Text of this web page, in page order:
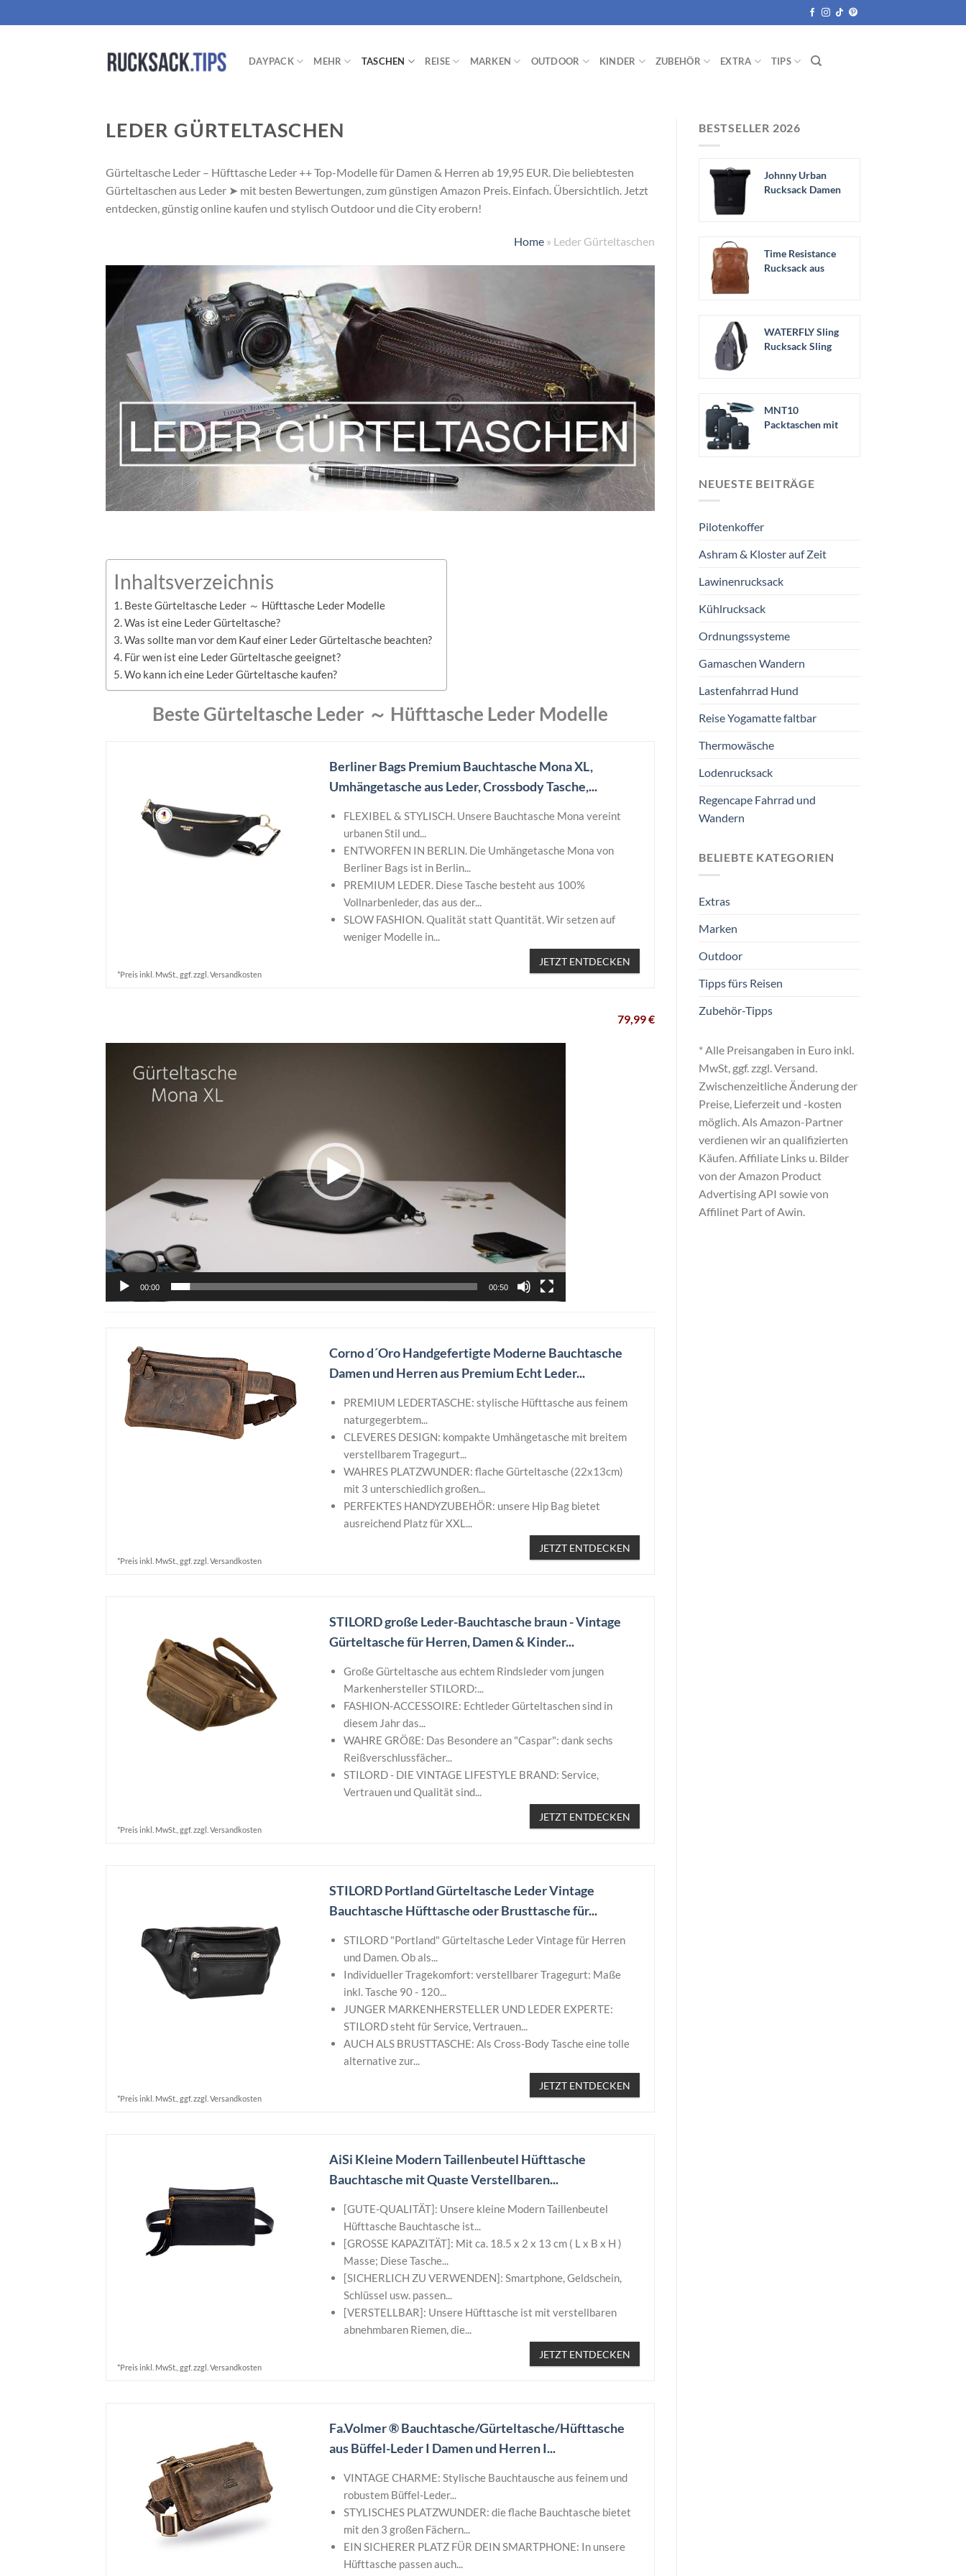
Inhalt
DAYPACK MEHR TASCHEN REISE MARKEN OUTDOOR KINDER ZUBEHÖR EXTRA TIPS
LEDER GÜRTELTASCHEN
Gürteltasche Leder – Hüfttasche Leder ++ Top-Modelle für Damen & Herren ab 19,95 EUR. Die beliebtesten
Gürteltaschen aus Leder ➤ mit besten Bewertungen, zum günstigen Amazon Preis. Einfach. Übersichtlich. Jetzt
entdecken, günstig online kaufen und stylisch Outdoor und die City erobern!
Home » Leder Gürteltaschen
Inhaltsverzeichnis
Beste Gürteltasche Leder ～ Hüfttasche Leder Modelle
Was ist eine Leder Gürteltasche?
Was sollte man vor dem Kauf einer Leder Gürteltasche beachten?
Für wen ist eine Leder Gürteltasche geeignet?
Wo kann ich eine Leder Gürteltasche kaufen?
Beste Gürteltasche Leder ～ Hüfttasche Leder Modelle
Berliner Bags Premium Bauchtasche Mona XL,
Umhängetasche aus Leder, Crossbody Tasche,...
FLEXIBEL & STYLISCH. Unsere Bauchtasche Mona vereint
urbanen Stil und...
ENTWORFEN IN BERLIN. Die Umhängetasche Mona von
Berliner Bags ist in Berlin...
PREMIUM LEDER. Diese Tasche besteht aus 100%
Vollnarbenleder, das aus der...
SLOW FASHION. Qualität statt Quantität. Wir setzen auf
weniger Modelle in...
JETZT ENTDECKEN
*Preis inkl. MwSt., ggf. zzgl. Versandkosten
79,99 €
Player
00:00 00:50
Corno d´Oro Handgefertigte Moderne Bauchtasche
Damen und Herren aus Premium Echt Leder...
PREMIUM LEDERTASCHE: stylische Hüfttasche aus feinem
naturgegerbtem...
CLEVERES DESIGN: kompakte Umhängetasche mit breitem
verstellbarem Tragegurt...
WAHRES PLATZWUNDER: flache Gürteltasche (22x13cm)
mit 3 unterschiedlich großen...
PERFEKTES HANDYZUBEHÖR: unsere Hip Bag bietet
ausreichend Platz für XXL...
JETZT ENTDECKEN
*Preis inkl. MwSt., ggf. zzgl. Versandkosten
STILORD große Leder-Bauchtasche braun - Vintage
Gürteltasche für Herren, Damen & Kinder...
Große Gürteltasche aus echtem Rindsleder vom jungen
Markenhersteller STILORD:...
FASHION-ACCESSOIRE: Echtleder Gürteltaschen sind in
diesem Jahr das...
WAHRE GRÖßE: Das Besondere an "Caspar": dank sechs
Reißverschlussfächer...
STILORD - DIE VINTAGE LIFESTYLE BRAND: Service,
Vertrauen und Qualität sind...
JETZT ENTDECKEN
*Preis inkl. MwSt., ggf. zzgl. Versandkosten
STILORD Portland Gürteltasche Leder Vintage
Bauchtasche Hüfttasche oder Brusttasche für...
STILORD "Portland" Gürteltasche Leder Vintage für Herren
und Damen. Ob als...
Individueller Tragekomfort: verstellbarer Tragegurt: Maße
inkl. Tasche 90 - 120...
JUNGER MARKENHERSTELLER UND LEDER EXPERTE:
STILORD steht für Service, Vertrauen...
AUCH ALS BRUSTTASCHE: Als Cross-Body Tasche eine tolle
alternative zur...
JETZT ENTDECKEN
*Preis inkl. MwSt., ggf. zzgl. Versandkosten
AiSi Kleine Modern Taillenbeutel Hüfttasche
Bauchtasche mit Quaste Verstellbaren...
[GUTE-QUALITÄT]: Unsere kleine Modern Taillenbeutel
Hüfttasche Bauchtasche ist...
[GROSSE KAPAZITÄT]: Mit ca. 18.5 x 2 x 13 cm ( L x B x H )
Masse; Diese Tasche...
[SICHERLICH ZU VERWENDEN]: Smartphone, Geldschein,
Schlüssel usw. passen...
[VERSTELLBAR]: Unsere Hüfttasche ist mit verstellbaren
abnehmbaren Riemen, die...
JETZT ENTDECKEN
*Preis inkl. MwSt., ggf. zzgl. Versandkosten
Fa.Volmer ® Bauchtasche/Gürteltasche/Hüfttasche
aus Büffel-Leder I Damen und Herren I...
VINTAGE CHARME: Stylische Bauchtausche aus feinem und
robustem Büffel-Leder...
STYLISCHES PLATZWUNDER: die flache Bauchtasche bietet
mit den 3 großen Fächern...
EIN SICHERER PLATZ FÜR DEIN SMARTPHONE: In unsere
Hüfttasche passen auch...
BESTSELLER 2026
Johnny Urban
Rucksack Damen
Time Resistance
Rucksack aus
WATERFLY Sling
Rucksack Sling
MNT10
Packtaschen mit
NEUESTE BEITRÄGE
Pilotenkoffer
Ashram & Kloster auf Zeit
Lawinenrucksack
Kühlrucksack
Ordnungssysteme
Gamaschen Wandern
Lastenfahrrad Hund
Reise Yogamatte faltbar
Thermowäsche
Lodenrucksack
Regencape Fahrrad und
Wandern
BELIEBTE KATEGORIEN
Extras
Marken
Outdoor
Tipps fürs Reisen
Zubehör-Tipps
* Alle Preisangaben in Euro inkl.
MwSt, ggf. zzgl. Versand.
Zwischenzeitliche Änderung der
Preise, Lieferzeit und -kosten
möglich. Als Amazon-Partner
verdienen wir an qualifizierten
Käufen. Affiliate Links u. Bilder
von der Amazon Product
Advertising API sowie von
Affilinet Part of Awin.